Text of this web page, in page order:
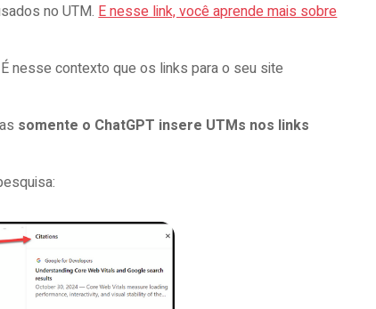
no UTM.E nesse link, você aprende mais sobre
nesse contexto que os links para o seu site
somente o ChatGPT insere UTMs nos links